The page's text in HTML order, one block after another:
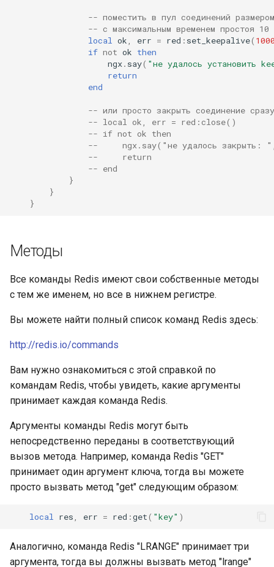
js-challenge
json
jwt
keyval
label
length-hiding
let
live-common
-- поместить в пул соединений
-- с максимальным временем простоя 10
local
ok err = red : set_keepalive(
if not ok then
ngx. say( "не удалось установить
return
end
-- или просто закрыть соединение
-- local ok, err = red:close()
-- if not ok then
--     ngx.say("не удалось закрыть:
--     return
-- end
}
}
}
Методы
Все команды Redis имеют свои собственные методы
с тем же именем, но все в нижнем регистре.
Вы можете найти полный список команд Redis здесь:
http://redis.io/commands
Вам нужно ознакомиться с этой справкой по
командам Redis, чтобы увидеть, какие аргументы
принимает каждая команда Redis.
Аргументы команды Redis могут быть
непосредственно переданы в соответствующий
вызов метода. Например, команда Redis "GET"
принимает один аргумент ключа, тогда вы можете
просто вызвать метод "get" следующим образом:
local res err = red :get( "key" )
Аналогично, команда Redis "LRANGE" принимает три
аргумента, тогда вы должны вызвать метод "lrange"